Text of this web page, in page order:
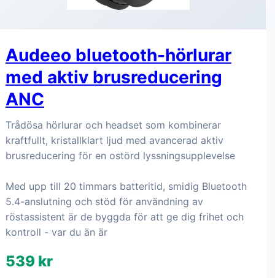
Audeeo bluetooth-hörlurar
med aktiv brusreducering
ANC
Trådösa hörlurar och headset som kombinerar
kraftfullt, kristallklart ljud med avancerad aktiv
brusreducering för en ostörd lyssningsupplevelse
Med upp till 20 timmars batteritid, smidig Bluetooth
5.4-anslutning och stöd för användning av
röstassistent är de byggda för att ge dig frihet och
kontroll - var du än är
539 kr